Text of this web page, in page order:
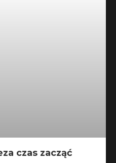
czas zacząć